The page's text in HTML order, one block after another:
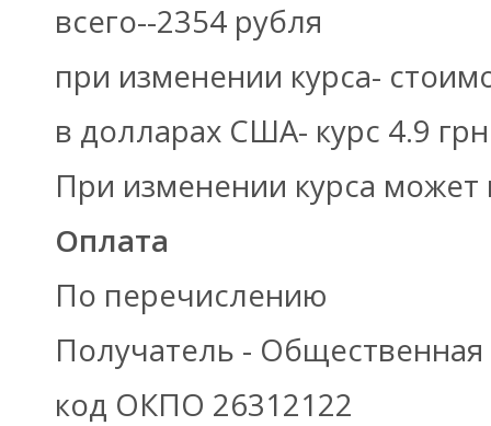
всего--2354 рубля
при изменении курса-
в долларах США- курс 4.9
При изменении курса может
Оплата
По перечислению
Получатель -
код ОКПО 26312122